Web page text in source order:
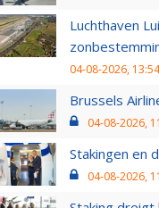
Luchthaven
04-08-2026, 13:54
Brussels
04-08-2026,
Stakingen en
04-08-2026,